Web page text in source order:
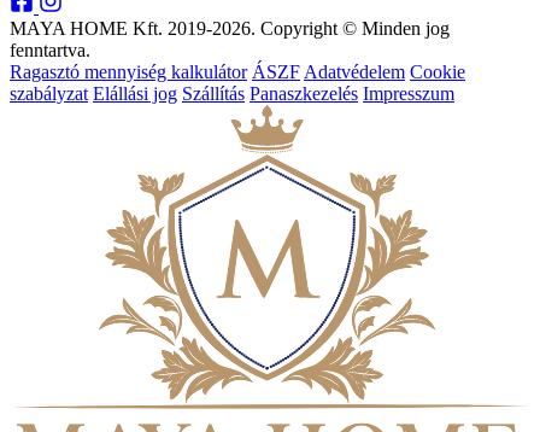
MAYA HOME Kft. 2019-2026. Copyright © Minden jog
fenntartva.
Ragasztó mennyiség kalkulátor ÁSZF Adatvédelem Cookie
szabályzat Elállási jog Szállítás Panaszkezelés Impresszum